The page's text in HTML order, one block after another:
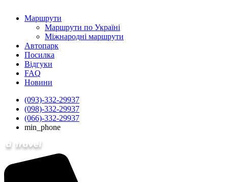
Маршрути
Маршрути по Україні
Міжнародні маршрути
Автопарк
Посилка
Відгуки
FAQ
Новини
(093)-332-29937
(098)-332-29937
(066)-332-29937
min_phone